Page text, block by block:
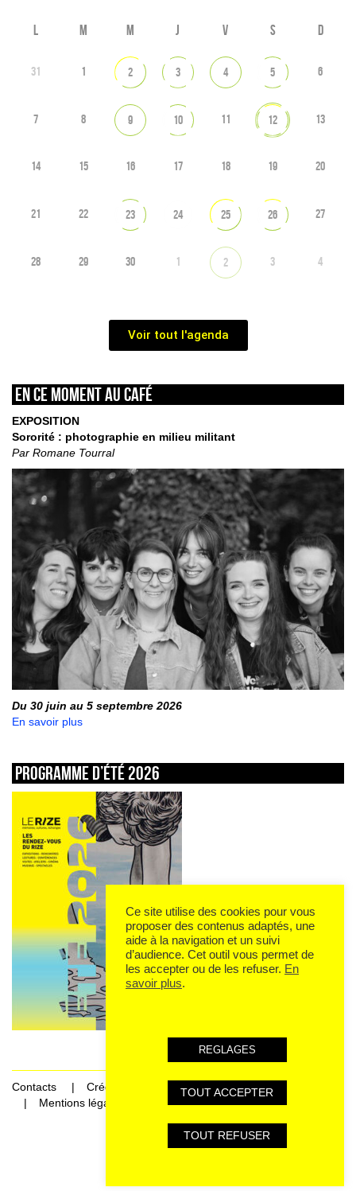
L M M J V S D
31 1 2 3 4 5 6
7 8 9 10 11 12 13
14 15 16 17 18 19 20
21 22 23 24 25 26 27
28 29 30 1 2 3 4
Voir tout l'agenda
En ce moment au café
EXPOSITION
Sororité : photographie en milieu militant
Par Romane Tourral
Du 30 juin au 5 septembre 2026
En savoir plus
Programme d’été 2026
Contacts
Crédits
Mentions légales et données personnelles
Ce site utilise des cookies pour vous
proposer des contenus adaptés, une
aide à la navigation et un suivi
d’audience. Cet outil vous permet de
les accepter ou de les refuser. En
savoir plus.
REGLAGES
TOUT ACCEPTER
TOUT REFUSER